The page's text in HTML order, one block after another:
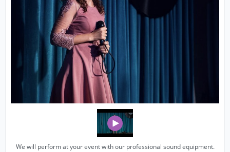
We will perform at your event with our professional sound equipment.